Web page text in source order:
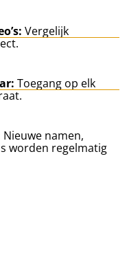
Vergelijk
Toegang op elk
Nieuwe namen,
worden regelmatig